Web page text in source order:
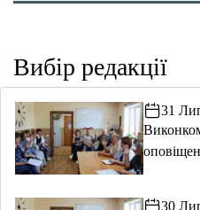
Вибір редакції
31
30